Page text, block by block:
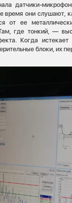
датчики-
время они слушают,
от ее
где тонкий, —
Когда
блоки, их